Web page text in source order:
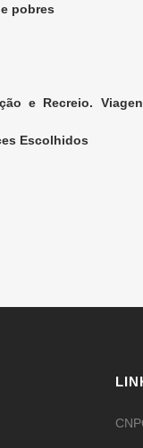
pobres
e Recreio.
Escolhidos